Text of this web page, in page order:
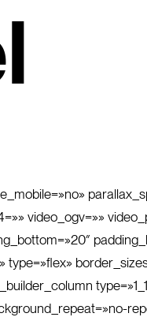
video_ogv=»»
type=»flex»